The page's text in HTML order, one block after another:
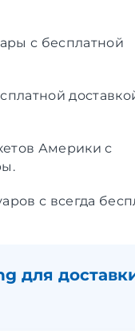
с бесплатной
Америки с
с всегда
для